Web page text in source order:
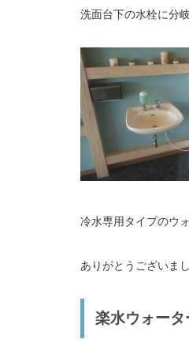
洗面台下の水栓に分
冷水専用タイプのウ
ありがとうございまし
楽水ウォー